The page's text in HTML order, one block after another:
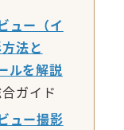
ュー（イ
法と
ルを解説
ガイド
ュー撮影